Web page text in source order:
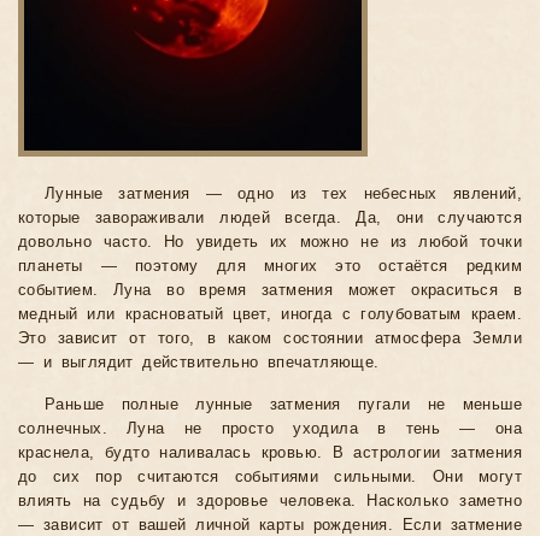
Лунные затмения — одно из тех небесных явлений,
которые завораживали людей всегда. Да, они случаются
довольно часто. Но увидеть их можно не из любой точки
планеты — поэтому для многих это остаётся редким
событием. Луна во время затмения может окраситься в
медный или красноватый цвет, иногда с голубоватым краем.
Это зависит от того, в каком состоянии атмосфера Земли
— и выглядит действительно впечатляюще.
Раньше полные лунные затмения пугали не меньше
солнечных. Луна не просто уходила в тень — она
краснела, будто наливалась кровью. В астрологии затмения
до сих пор считаются событиями сильными. Они могут
влиять на судьбу и здоровье человека. Насколько заметно
— зависит от вашей личной карты рождения. Если затмение